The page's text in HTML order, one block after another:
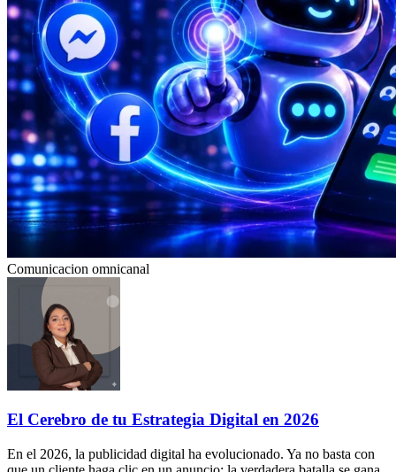
Comunicacion omnicanal
El Cerebro de tu Estrategia Digital en 2026
En el 2026, la publicidad digital ha evolucionado. Ya no basta con